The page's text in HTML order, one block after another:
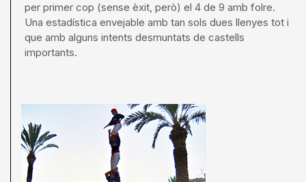
per primer cop (sense èxit, però) el 4 de 9 amb folre.
Una estadística envejable amb tan sols dues llenyes tot i
que amb alguns intents desmuntats de castells
importants.